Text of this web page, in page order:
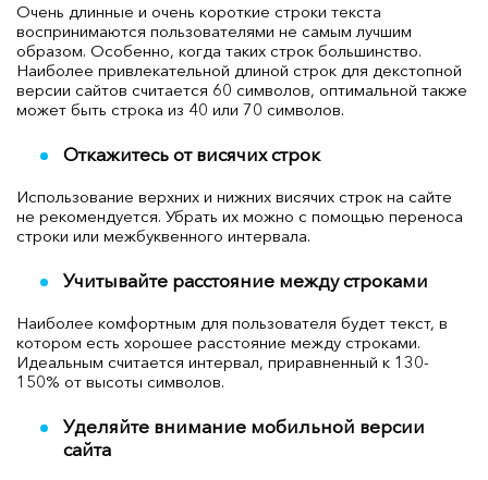
Очень длинные и очень короткие строки текста
воспринимаются пользователями не самым лучшим
образом. Особенно, когда таких строк большинство.
Наиболее привлекательной длиной строк для декстопной
версии сайтов считается 60 символов, оптимальной также
может быть строка из 40 или 70 символов.
Откажитесь от висячих строк
Использование верхних и нижних висячих строк на сайте
не рекомендуется. Убрать их можно с помощью переноса
строки или межбуквенного интервала.
Учитывайте расстояние между строками
Наиболее комфортным для пользователя будет текст, в
котором есть хорошее расстояние между строками.
Идеальным считается интервал, приравненный к 130-
150% от высоты символов.
Уделяйте внимание мобильной версии
сайта